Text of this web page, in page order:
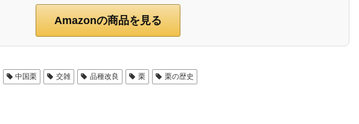
Amazonの商品を見る
中国栗 交雑 品種改良 栗 栗の歴史